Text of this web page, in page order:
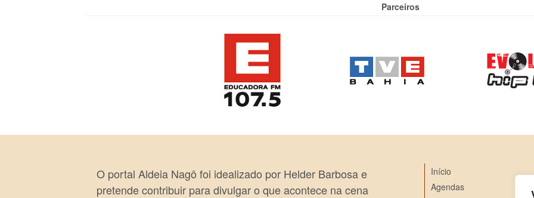
Parceiros
O portal Aldeia Nagô foi idealizado por Helder Barbosa e
pretende contribuir para divulgar o que acontece na cena
Início
Agendas